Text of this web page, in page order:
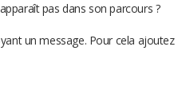
pas dans son parcours ?
un message. Pour cela ajoutez